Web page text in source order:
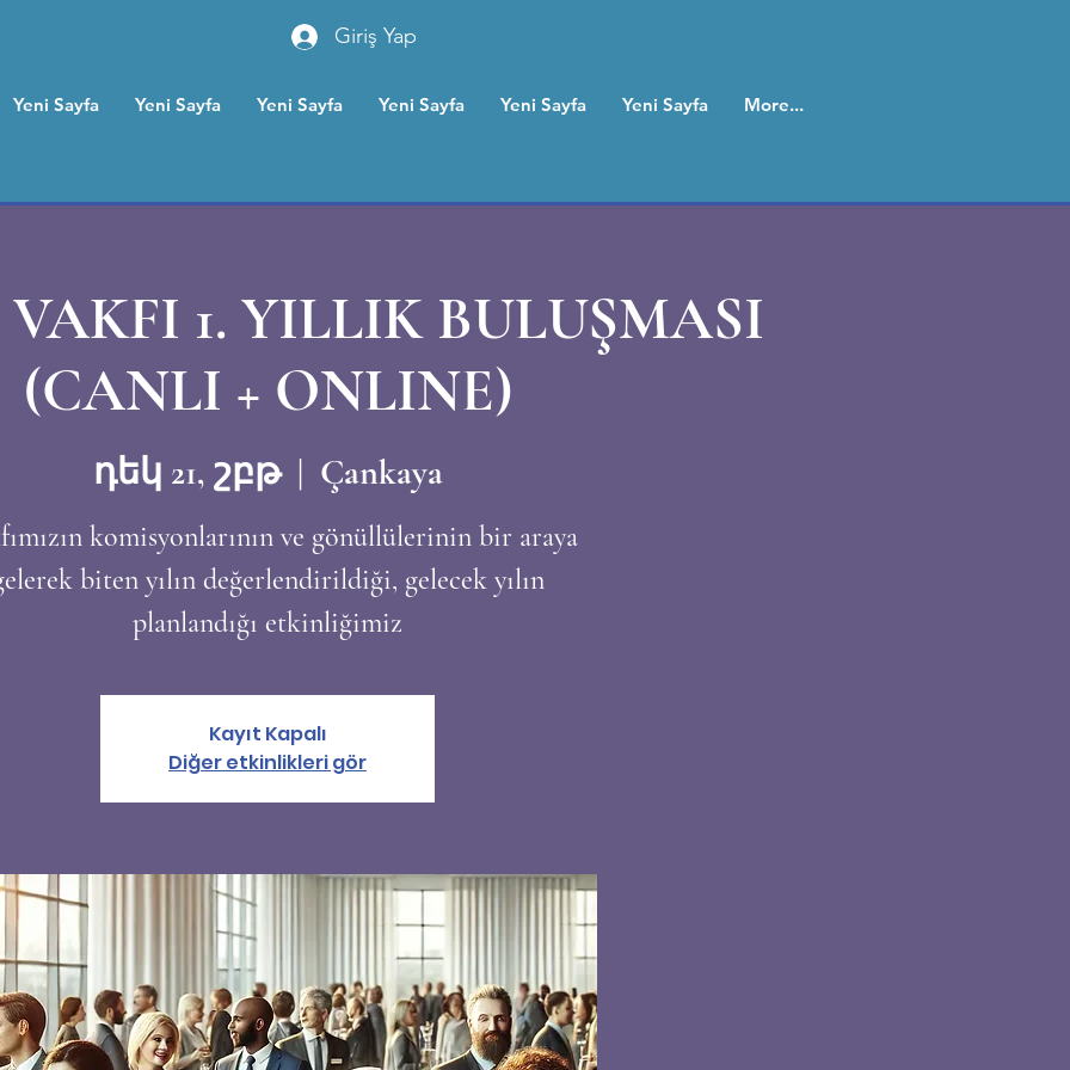
Giriş Yap
Yeni Sayfa Yeni Sayfa Yeni Sayfa Yeni Sayfa Yeni Sayfa Yeni Sayfa More...
1. YILLIK BULUŞMASI
(CANLI + ONLINE)
դեկ 21, շբթ
  |
Çankaya
komisyonlarının ve gönüllülerinin bir araya
biten yılın değerlendirildiği, gelecek yılın
planlandığı etkinliğimiz
Kayıt Kapalı
Diğer etkinlikleri gör